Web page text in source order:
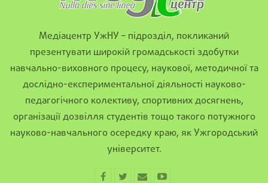
Медіацентр УжНУ – підрозділ, покликаний
презентувати широкій громадськості здобутки
навчально-виховного процесу, наукової, методичної та
дослідно-експериментальної діяльності науково-
педагогічного колективу, спортивних досягнень,
організації дозвілля студентів тощо такого потужного
науково-навчального осередку краю, як Ужгородський
університет.